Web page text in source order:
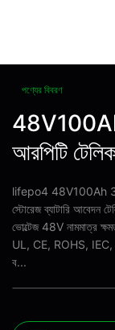
পণ্যের বিবরণ
48V100Ah
আরপিটি
lifepo4 48V100Ah 3U
স্টোরেজ ব্যাটারি আবেদন
ভোল্টেজ 48V নামমাত্র
UL, CE, ROHS, IEC,
ব...